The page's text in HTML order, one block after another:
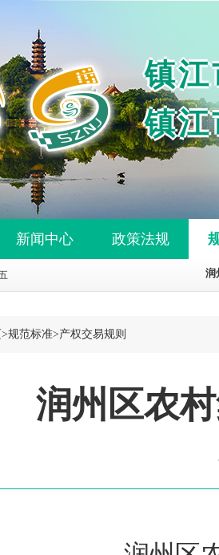
镇
镇
新闻中心 政策法规
>规范标准>产权交易规则
润州区农